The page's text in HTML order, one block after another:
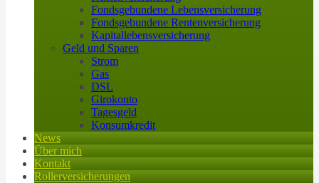
Fondsgebundene Lebensversicherung
Fondsgebundene Rentenversicherung
Kapitallebensversicherung
Geld und Sparen
Strom
Gas
DSL
Girokonto
Tagesgeld
Konsumkredit
News
Über mich
Kontakt
Rollerversicherungen